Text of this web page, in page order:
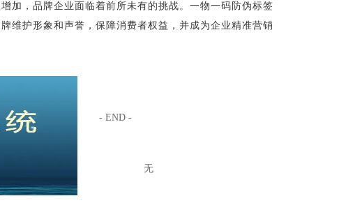
加，品牌企业面临着前所未有的挑战。一物一码防伪标签
维护形象和声誉，保障消费者权益，并成为企业精准营销
- END -
无